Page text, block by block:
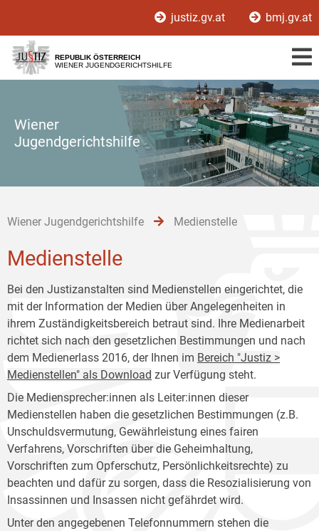
[1]
[2]
[3]
justiz.gv.at bmj.gv.at
REPUBLIK ÖSTERREICH
WIENER JUGENDGERICHTSHILFE
Wiener
Jugendgerichtshilfe
Wiener Jugendgerichtshilfe Medienstelle
Medienstelle
Bei den Justizanstalten sind Medienstellen eingerichtet, die
mit der Information der Medien über Angelegenheiten in
ihrem Zuständigkeitsbereich betraut sind. Ihre Medienarbeit
richtet sich nach den gesetzlichen Bestimmungen und nach
dem Medienerlass 2016, der Ihnen im Bereich "Justiz >
Medienstellen" als Download zur Verfügung steht.
Die Mediensprecher:innen als Leiter:innen dieser
Medienstellen haben die gesetzlichen Bestimmungen (z.B.
Unschuldsvermutung, Gewährleistung eines fairen
Verfahrens, Vorschriften über die Geheimhaltung,
Vorschriften zum Opferschutz, Persönlichkeitsrechte) zu
beachten und dafür zu sorgen, dass die Resozialisierung von
Insassinnen und Insassen nicht gefährdet wird.
Unter den angegebenen Telefonnummern stehen die